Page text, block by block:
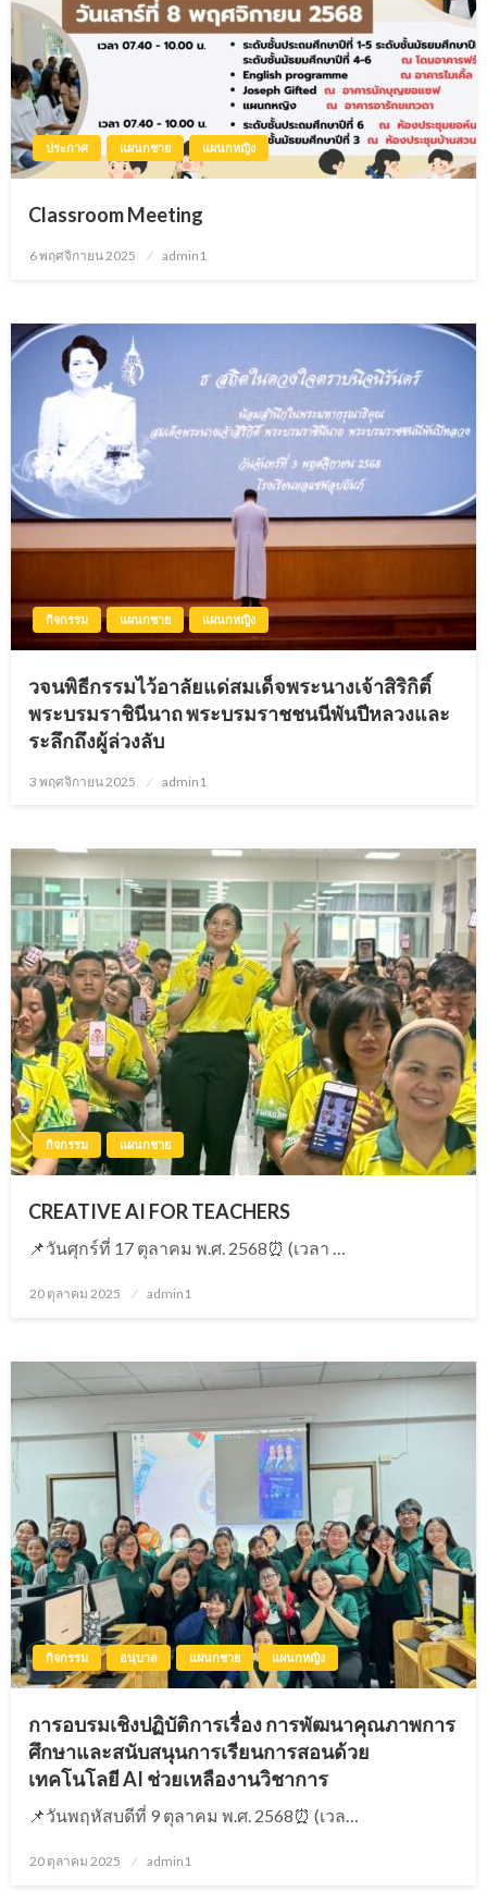
ประกาศ แผนกชาย แผนกหญิง
Classroom Meeting
Posted
6 พฤศจิกายน 2025 admin1
กิจกรรม แผนกชาย แผนกหญิง
วจนพิธีกรรมไว้อาลัยแด่สมเด็จพระนางเจ้าสิริกิติ์
พระบรมราชินีนาถ พระบรมราชชนนีพันปีหลวงและ
ระลึกถึงผู้ล่วงลับ
Posted
3 พฤศจิกายน 2025 admin1
กิจกรรม แผนกชาย
CREATIVE AI FOR TEACHERS
📌วันศุกร์ที่ 17 ตุลาคม พ.ศ. 2568⏰ (เวลา …
Posted
20 ตุลาคม 2025 admin1
กิจกรรม อนุบาล แผนกชาย แผนกหญิง
การอบรมเชิงปฏิบัติการเรื่อง การพัฒนาคุณภาพการ
ศึกษาและสนับสนุนการเรียนการสอนด้วย
เทคโนโลยี AI ช่วยเหลืองานวิชาการ
📌วันพฤหัสบดีที่ 9 ตุลาคม พ.ศ. 2568⏰ (เวล…
Posted
20 ตุลาคม 2025 admin1